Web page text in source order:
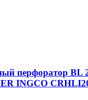
перфоратор BL
INGCO